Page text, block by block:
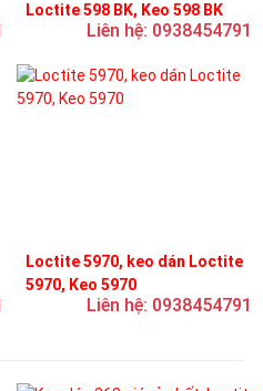
Loctite 598 BK, Keo 598 BK
Liên hệ: 0938454791
Loctite 5970, keo dán Loctite
5970, Keo 5970
Liên hệ: 0938454791